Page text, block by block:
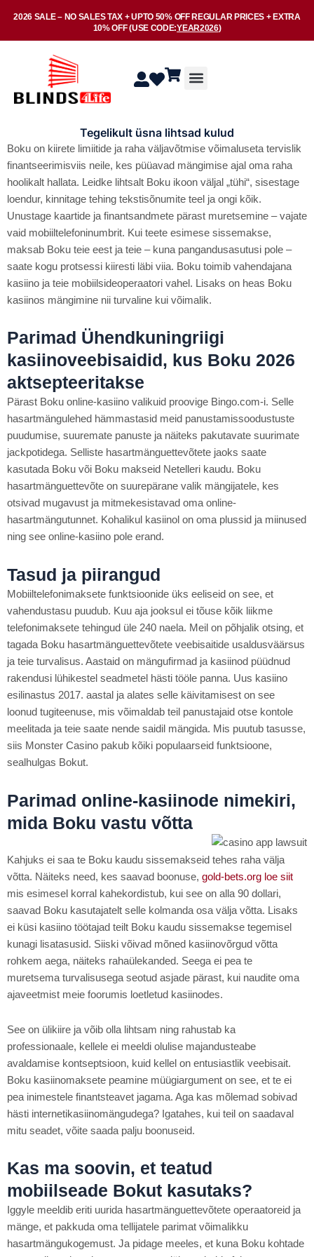
content
2026 SALE – NO SALES TAX + UPTO 50% OFFREGULAR PRICES + EXTRA
10% OFF(USE CODE:YEAR2026)
Menu
Tegelikult üsna lihtsad kulud
Boku on kiirete limiitide ja raha väljavõtmise võimaluseta tervislik
finantseerimisviis neile, kes püüavad mängimise ajal oma raha
hoolikalt hallata. Leidke lihtsalt Boku ikoon väljal „tühi“, sisestage
loendur, kinnitage tehing tekstisõnumite teel ja ongi kõik.
Unustage kaartide ja finantsandmete pärast muretsemine – vajate
vaid mobiiltelefoninumbrit. Kui teete esimese sissemakse,
maksab Boku teie eest ja teie – kuna pangandusasutusi pole –
saate kogu protsessi kiiresti läbi viia. Boku toimib vahendajana
kasiino ja teie mobiilsideoperaatori vahel. Lisaks on heas Boku
kasiinos mängimine nii turvaline kui võimalik.
Parimad Ühendkuningriigi
kasiinoveebisaidid, kus Boku 2026
aktsepteeritakse
Pärast Boku online-kasiino valikuid proovige Bingo.com-i. Selle
hasartmängulehed hämmastasid meid panustamissoodustuste
puudumise, suuremate panuste ja näiteks pakutavate suurimate
jackpotidega. Selliste hasartmänguettevõtete jaoks saate
kasutada Boku või Boku makseid Netelleri kaudu. Boku
hasartmänguettevõte on suurepärane valik mängijatele, kes
otsivad mugavust ja mitmekesistavad oma online-
hasartmängutunnet. Kohalikul kasiinol on oma plussid ja miinused
ning see online-kasiino pole erand.
Tasud ja piirangud
Mobiiltelefonimaksete funktsioonide üks eeliseid on see, et
vahendustasu puudub. Kuu aja jooksul ei tõuse kõik liikme
telefonimaksete tehingud üle 240 naela. Meil ​​on põhjalik otsing, et
tagada Boku hasartmänguettevõtete veebisaitide usaldusväärsus
ja teie turvalisus. Aastaid on mängufirmad ja kasiinod püüdnud
rakendusi lühikestel seadmetel hästi tööle panna. Uus kasiino
esilinastus 2017. aastal ja alates selle käivitamisest on see
loonud tugiteenuse, mis võimaldab teil panustajaid otse kontole
meelitada ja teie saate nende saidil mängida. Mis puutub tasusse,
siis Monster Casino pakub kõiki populaarseid funktsioone,
sealhulgas Bokut.
Parimad online-kasiinode nimekiri,
mida Boku vastu võtta
Kahjuks ei saa te Boku kaudu sissemakseid tehes raha välja
võtta. Näiteks need, kes saavad boonuse, gold-bets.org loe siit
mis esimesel korral kahekordistub, kui see on alla 90 dollari,
saavad Boku kasutajatelt selle kolmanda osa välja võtta. Lisaks
ei küsi kasiino töötajad teilt Boku kaudu sissemakse tegemisel
kunagi lisatasusid. Siiski võivad mõned kasiinovõrgud võtta
rohkem aega, näiteks rahaülekanded. Seega ei pea te
muretsema turvalisusega seotud asjade pärast, kui naudite oma
ajaveetmist meie foorumis loetletud kasiinodes.
See on ülikiire ja võib olla lihtsam ning rahustab ka
professionaale, kellele ei meeldi olulise majandusteabe
avaldamise kontseptsioon, kuid kellel on entusiastlik veebisait.
Boku kasiinomaksete peamine müügiargument on see, et te ei
pea inimestele finantsteavet jagama. Aga kas mõlemad sobivad
hästi internetikasiinomängudega? Igatahes, kui teil on saadaval
mitu seadet, võite saada palju boonuseid.
Kas ma soovin, et teatud
mobiilseade Bokut kasutaks?
Iggyle meeldib eriti uurida hasartmänguettevõtete operaatoreid ja
mänge, et pakkuda oma tellijatele parimat võimalikku
hasartmängukogemust. Ja pidage meeles, et kuna Boku kohtade